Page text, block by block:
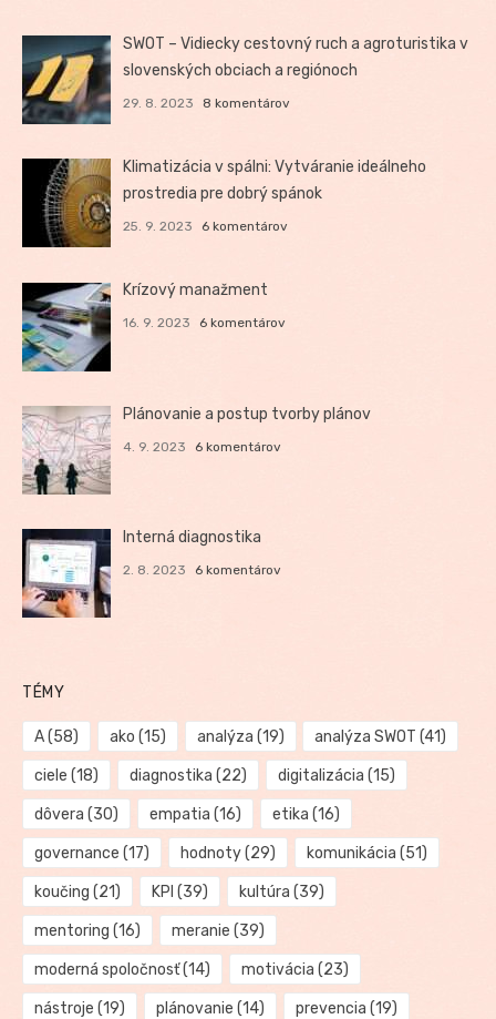
SWOT – Vidiecky cestovný ruch a agroturistika v
slovenských obciach a regiónoch
29. 8. 2023 8 komentárov
Klimatizácia v spálni: Vytváranie ideálneho
prostredia pre dobrý spánok
25. 9. 2023 6 komentárov
Krízový manažment
16. 9. 2023 6 komentárov
Plánovanie a postup tvorby plánov
4. 9. 2023 6 komentárov
Interná diagnostika
2. 8. 2023 6 komentárov
TÉMY
A(58) ako (15) analýza (19) analýza SWOT (41)
ciele (18) diagnostika (22) digitalizácia (15)
dôvera (30) empatia (16) etika (16)
governance (17) hodnoty(29) komunikácia (51)
koučing (21) KPI (39) kultúra (39)
mentoring (16) meranie (39)
moderná spoločnosť(14) motivácia (23)
nástroje (19) plánovanie (14) prevencia (19)